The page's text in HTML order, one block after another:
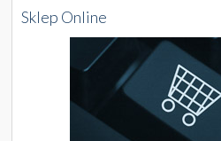
Sklep Online